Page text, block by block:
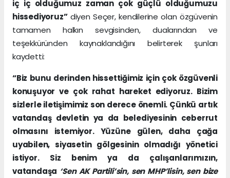
iç iç olduğumuz zaman çok güçlü olduğumuzu
hissediyoruz”diyen Seçer, kendilerine olan özgüvenin
tamamen halkın sevgisinden, dualarından ve
teşekküründen kaynaklandığını belirterek şunları
kaydetti:
“Biz bunu derinden hissettiğimiz için çok özgüvenli
konuşuyor ve çok rahat hareket ediyoruz. Bizim
sizlerle iletişimimiz son derece önemli. Çünkü artık
vatandaş devletin ya da belediyesinin ceberrut
olmasını istemiyor. Yüzüne gülen, daha çağa
uyabilen, siyasetin gölgesinin olmadığı yönetici
istiyor. Siz benim ya da çalışanlarımızın,
vatandaşa ‘Sen AK Partili’sin, sen MHP’lisin, sen bize